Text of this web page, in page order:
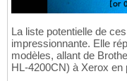
La liste potentielle de
impressionnante. Elle
modèles, allant de
HL-4200CN) à Xerox